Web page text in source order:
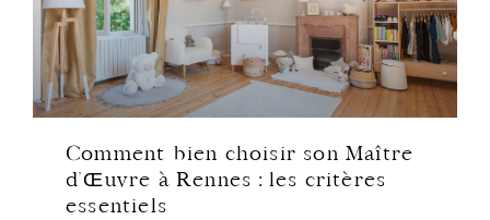
Comment bien choisir son Maître
d’Œuvre à Rennes : les critères
essentiels